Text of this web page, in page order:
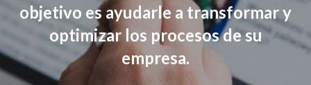
objetivo es ayudarle a transformar y
optimizar los procesos de su
empresa.